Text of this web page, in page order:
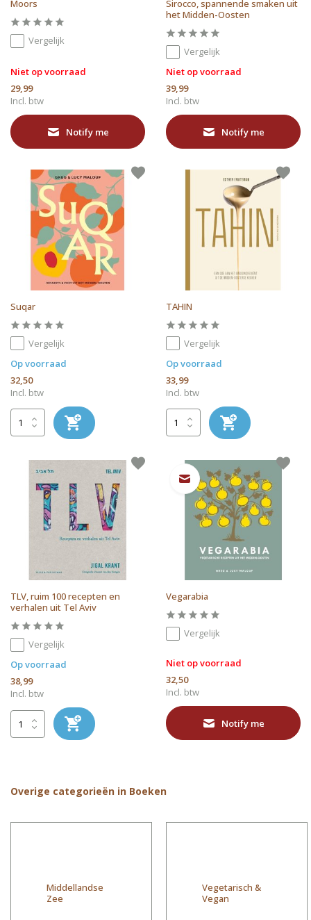
Moors
Vergelijk
Niet op voorraad
29,99
Incl. btw
Notify me
Sirocco, spannende smaken uit
het Midden-Oosten
Vergelijk
Niet op voorraad
39,99
Incl. btw
Notify me
Suqar
Vergelijk
Op voorraad
32,50
Incl. btw
TAHIN
Vergelijk
Op voorraad
33,99
Incl. btw
TLV, ruim 100 recepten en
verhalen uit Tel Aviv
Vergelijk
Op voorraad
38,99
Incl. btw
Vegarabia
Vergelijk
Niet op voorraad
32,50
Incl. btw
Notify me
Overige categorieën in Boeken
Middellandse
Zee
Vegetarisch &
Vegan